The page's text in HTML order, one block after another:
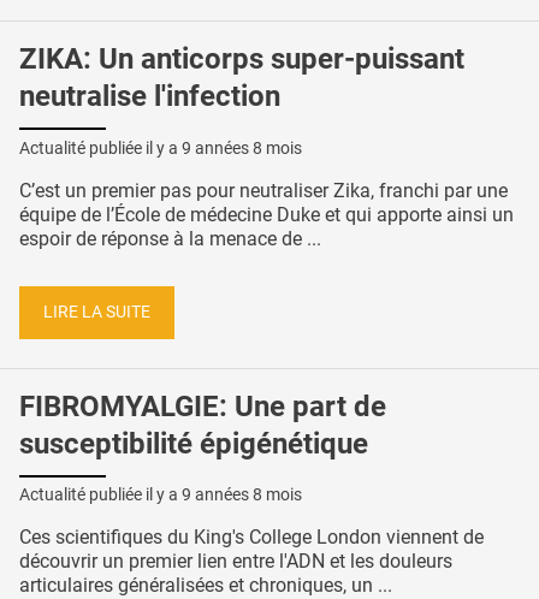
ZIKA: Un anticorps super-puissant
neutralise l'infection
Actualité publiée il y a 9 années 8 mois
C’est un premier pas pour neutraliser Zika, franchi par une
équipe de l’École de médecine Duke et qui apporte ainsi un
espoir de réponse à la menace de ...
LIRE LA SUITE
FIBROMYALGIE: Une part de
susceptibilité épigénétique
Actualité publiée il y a 9 années 8 mois
Ces scientifiques du King's College London viennent de
découvrir un premier lien entre l'ADN et les douleurs
articulaires généralisées et chroniques, un ...